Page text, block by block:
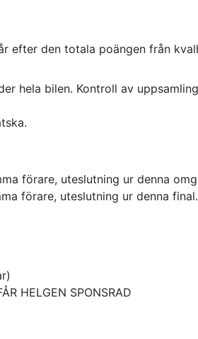
efter den totala poängen från
hela bilen. Kontroll av
förare, uteslutning ur denna
förare, uteslutning ur denna final.
HELGEN SPONSRAD